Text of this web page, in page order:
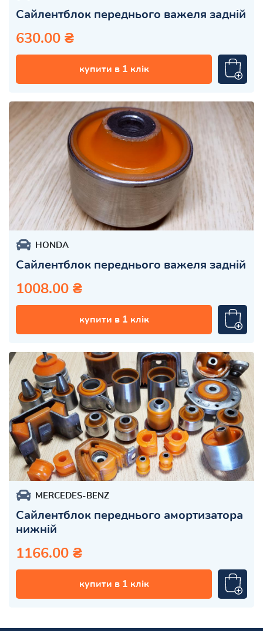
Сайлентблок переднього важеля задній
630.00 ₴
купити в 1 клік
HONDA
Сайлентблок переднього важеля задній
1008.00 ₴
купити в 1 клік
MERCEDES-BENZ
Сайлентблок переднього амортизатора
нижній
1166.00 ₴
купити в 1 клік